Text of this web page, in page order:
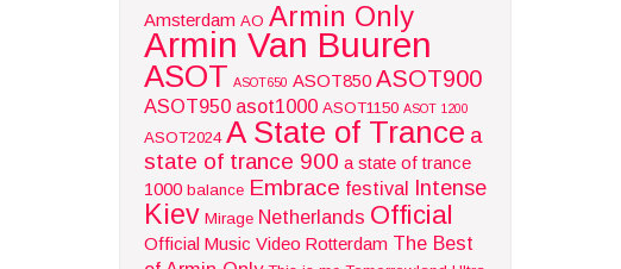
Amsterdam AO Armin Only
Armin Van Buuren
ASOT ASOT650 ASOT850 ASOT900
ASOT950 asot1000 ASOT1150 ASOT 1200
ASOT2024 A State of Trance a
state of trance 900 a state of trance
1000 balance Embrace festival Intense
Kiev Mirage Netherlands Official
Official Music Video Rotterdam The Best